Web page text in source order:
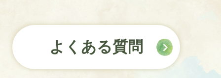
よくある質問